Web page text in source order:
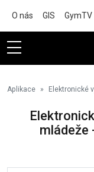
O nás GIS GymTV
Aplikace Elektronické
mládeže